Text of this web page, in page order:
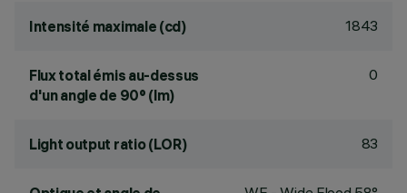
Intensité maximale (cd) 1843
Flux total émis au-dessus
d'un angle de 90° (lm)
0
Light output ratio (LOR) 83